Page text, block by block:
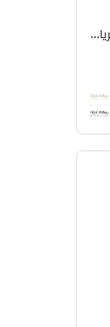
شارع أحمد بن الحسن الأنصاري، حي النسيم الغربي، شرق الرياض، الرياض